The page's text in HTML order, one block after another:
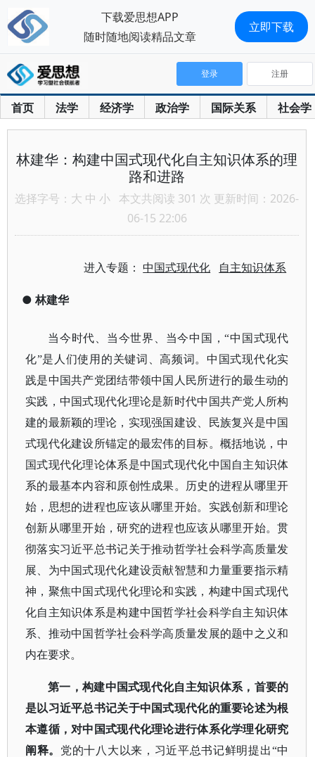
首页 法学 经济学 政治学 国际关系 社会学
登录 注册
林建华：构建中国式现代化自主知识体系的理
路和进路
选择字号： 大 中 小 本文共阅读 301 次 更新时间：2026-
06-15 22:06
进入专题：中国式现代化 自主知识体系
●林建华
当今时代、当今世界、当今中国，“中国式现代
化”是人们使用的关键词、高频词。中国式现代化实
践是中国共产党团结带领中国人民所进行的最生动的
实践，中国式现代化理论是新时代中国共产党人所构
建的最新颖的理论，实现强国建设、民族复兴是中国
式现代化建设所锚定的最宏伟的目标。概括地说，中
国式现代化理论体系是中国式现代化中国自主知识体
系的最基本内容和原创性成果。历史的进程从哪里开
始，思想的进程也应该从哪里开始。实践创新和理论
创新从哪里开始，研究的进程也应该从哪里开始。贯
彻落实习近平总书记关于推动哲学社会科学高质量发
展、为中国式现代化建设贡献智慧和力量重要指示精
神，聚焦中国式现代化理论和实践，构建中国式现代
化自主知识体系是构建中国哲学社会科学自主知识体
系、推动中国哲学社会科学高质量发展的题中之义和
内在要求。
第一，构建中国式现代化自主知识体系，首要的
是以习近平总书记关于中国式现代化的重要论述为根
本遵循，对中国式现代化理论进行体系化学理化研究
阐释。 党的十八大以来，习近平总书记鲜明提出“中
下载爱思想APP
随时随地阅读精品文章
立即下载